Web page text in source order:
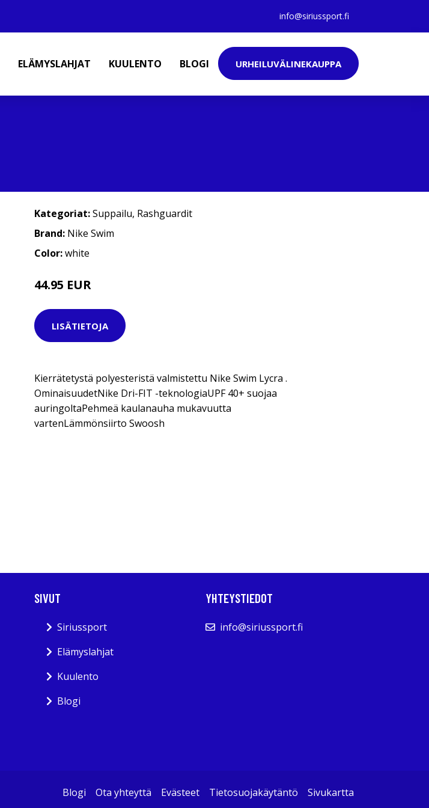
info@siriussport.fi
ELÄMYSLAHJAT KUULENTO BLOGI URHEILUVÄLINEKAUPPA
Kategoriat:Suppailu, Rashguardit
Brand: Nike Swim
Color:white
44.95 EUR
LISÄTIETOJA
Kierrätetystä polyesteristä valmistettu Nike Swim Lycra .
OminaisuudetNike Dri-FIT -teknologiaUPF 40+ suojaa
auringoltaPehmeä kaulanauha mukavuutta
vartenLämmönsiirto Swoosh
SIVUT
Siriussport
Elämyslahjat
Kuulento
Blogi
YHTEYSTIEDOT
info@siriussport.fi
Blogi Ota yhteyttä Evästeet Tietosuojakäytäntö Sivukartta